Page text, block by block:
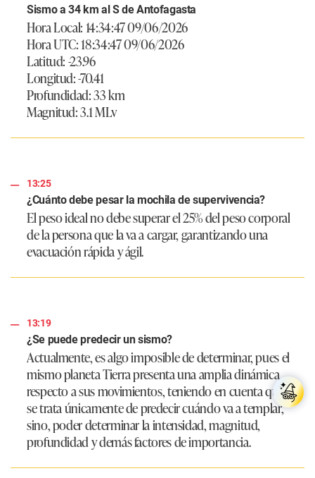
Sismo a 34 km al S de Antofagasta
Hora Local: 14:34:47 09/06/2026
Hora UTC: 18:34:47 09/06/2026
Latitud: -23.96
Longitud: -70.41
Profundidad: 33 km
Magnitud: 3.1 MLv
13:25
¿Cuánto debe pesar la mochila de supervivencia?
El peso ideal no debe superar el 25% del peso corporal
de la persona que la va a cargar, garantizando una
evacuación rápida y ágil.
13:19
¿Se puede predecir un sismo?
Actualmente, es algo imposible de determinar, pues el
mismo planeta Tierra presenta una amplia dinámica
respecto a sus movimientos, teniendo en cuenta que, no
se trata únicamente de predecir cuándo va a templar,
sino, poder determinar la intensidad, magnitud,
profundidad y demás factores de importancia.